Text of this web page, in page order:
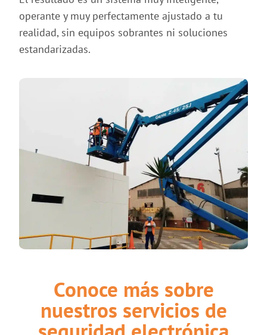
operante y muy perfectamente ajustado a tu
realidad, sin equipos sobrantes ni soluciones
estandarizadas.
Conoce más sobre
nuestros servicios de